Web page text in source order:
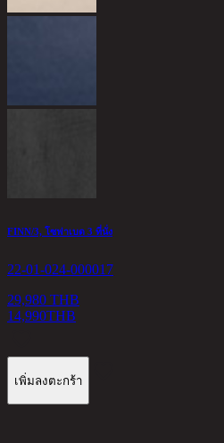
FINN/3, โซฟาเบด 3 ที่นั่ง
22-01-024-000017
29,980 THB
14,990THB
เพิ่มลงตะกร้า